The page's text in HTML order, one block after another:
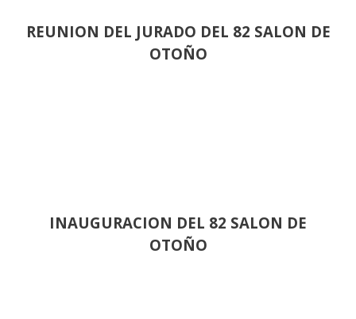
REUNION DEL JURADO DEL 82 SALON DE
OTOÑO
INAUGURACION DEL 82 SALON DE
OTOÑO